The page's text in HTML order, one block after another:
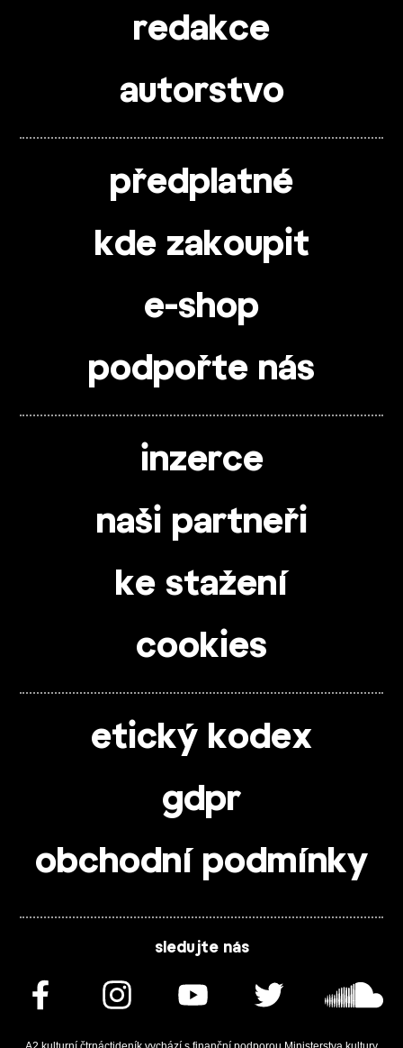
redakce
autorstvo
předplatné
kde zakoupit
e-shop
podpořte nás
inzerce
naši partneři
ke stažení
cookies
etický kodex
gdpr
obchodní podmínky
sledujte nás